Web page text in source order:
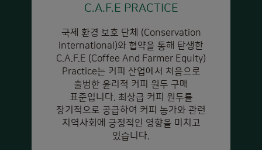
C.A.F.E PRACTICE
국제 환경 보호 단체 (Conservation
International)와 협약을 통해 탄생한
C.A.F.E (Coffee And Farmer Equity)
Practice는 커피 산업에서 처음으로
출범한 윤리적 커피 원두 구매
표준입니다. 최상급 커피 원두를
장기적으로 공급하여 커피 농가와 관련
지역사회에 긍정적인 영향을 미치고
있습니다.